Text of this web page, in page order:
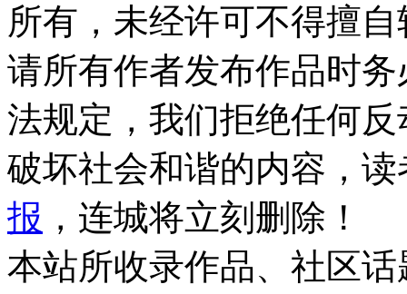
所有，未经许可不得擅
请所有作者发布作品时
法规定，我们拒绝任何
破坏社会和谐的内容，
报 ，连城将立刻删除！
本站所收录作品、社区